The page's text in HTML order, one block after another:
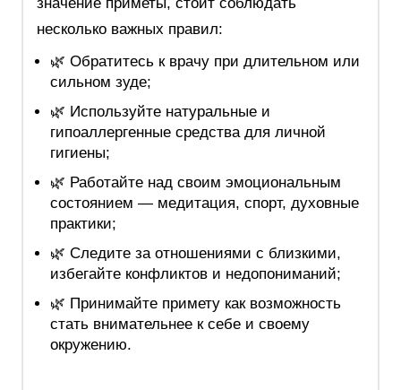
несколько важных правил:
🌿 Обратитесь к врачу при длительном или
сильном зуде;
🌿 Используйте натуральные и
гипоаллергенные средства для личной
гигиены;
🌿 Работайте над своим эмоциональным
состоянием — медитация, спорт, духовные
практики;
🌿 Следите за отношениями с близкими,
избегайте конфликтов и недопониманий;
🌿 Принимайте примету как возможность
стать внимательнее к себе и своему
окружению.